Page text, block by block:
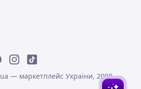
— маркетплейс України, 2008-